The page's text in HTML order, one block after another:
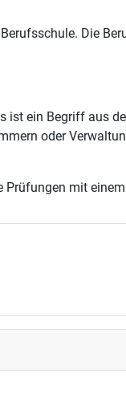
Die
ein Begriff aus
oder
mit